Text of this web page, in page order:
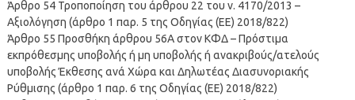
Άρθρο 54 Τροποποίηση του άρθρου 22 του ν. 4170/2013 –
Αξιολόγηση (άρθρο 1 παρ. 5 της Οδηγίας (ΕΕ) 2018/822)
Άρθρο 55 Προσθήκη άρθρου 56Α στον ΚΦΔ – Πρόστιμα
εκπρόθεσμης υποβολής ή μη υποβολής ή ανακριβούς/ατελούς
υποβολής Έκθεσης ανά Χώρα και Δηλωτέας Διασυνοριακής
Ρύθμισης (άρθρο 1 παρ. 6 της Οδηγίας (ΕΕ) 2018/822)